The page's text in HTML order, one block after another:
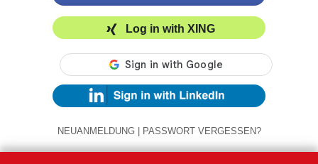
Log in with XING
NEUANMELDUNG | PASSWORT VERGESSEN?